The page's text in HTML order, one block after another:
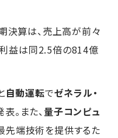
決算は、売上高が前々
益は同2.5倍の814億
自動運転でゼネラル・
。また、量子コンピュ
先端技術を提供するた